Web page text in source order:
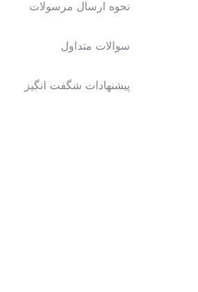
نحوه ارسال مرسولات
سوالات متداول
پیشنهادات شگفت انگیز